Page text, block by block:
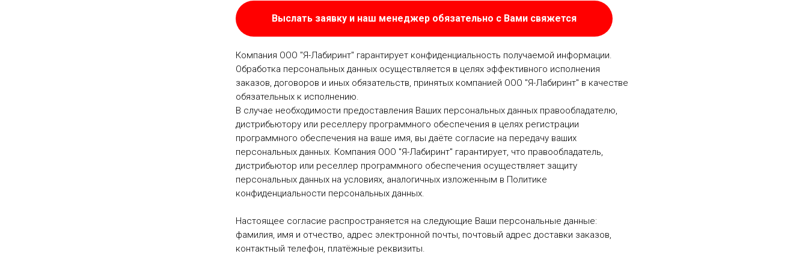
Выслать заявку и наш менеджер обязательно с Вами свяжется
Компания ООО "Я-Лабиринт" гарантирует конфиденциальность получаемой информации.
Обработка персональных данных осуществляется в целях эффективного исполнения
заказов, договоров и иных обязательств, принятых компанией ООО "Я-Лабиринт" в качестве
обязательных к исполнению.
В случае необходимости предоставления Ваших персональных данных правообладателю,
дистрибьютору или реселлеру программного обеспечения в целях регистрации
программного обеспечения на ваше имя, вы даёте согласие на передачу ваших
персональных данных. Компания ООО "Я-Лабиринт" гарантирует, что правообладатель,
дистрибьютор или реселлер программного обеспечения осуществляет защиту
персональных данных на условиях, аналогичных изложенным в Политике
конфиденциальности персональных данных.
Настоящее согласие распространяется на следующие Ваши персональные данные:
фамилия, имя и отчество, адрес электронной почты, почтовый адрес доставки заказов,
контактный телефон, платёжные реквизиты.